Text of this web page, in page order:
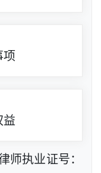
项
益
师执业证号：